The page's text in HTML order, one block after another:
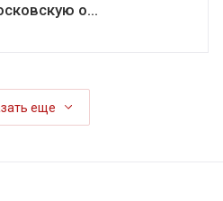
о...
еще